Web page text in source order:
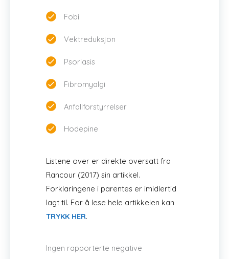
Fobi
Vektreduksjon
Psoriasis
Fibromyalgi
Anfallforstyrrelser
Hodepine
Listene over er direkte oversatt fra
Rancour (2017) sin artikkel.
Forklaringene i parentes er imidlertid
lagt til. For å lese hele artikkelen kan
TRYKK HER.
Ingen rapporterte negative